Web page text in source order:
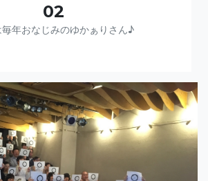
02
年おなじみのゆかぁりさん♪